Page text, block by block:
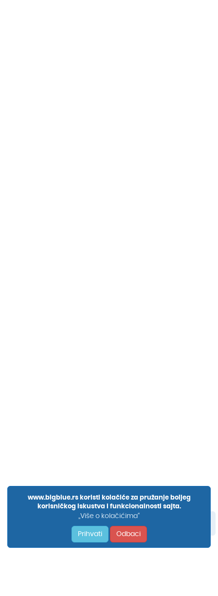
www.bigblue.rs koristi kolačiće za pružanje boljeg
korisničkog iskustva i funkcionalnosti sajta.
„Više o kolačićima“
Prihvati Odbaci